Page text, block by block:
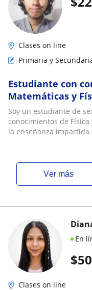
Clases on line
Primaria y
Estudiante con
Matemáticas y
secundaria y
universidad
Soy un estudiante de
conocimientos de
la enseñanza impartida
ver más
$
En
Clases on line